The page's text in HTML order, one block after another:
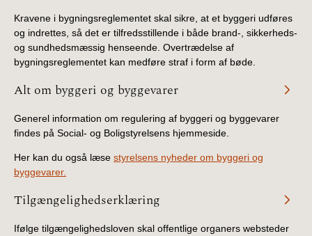
Kravene i bygningsreglementet skal sikre, at et byggeri udføres
og indrettes, så det er tilfredsstillende i både brand-, sikkerheds-
og sundhedsmæssig henseende. Overtrædelse af
bygningsreglementet kan medføre straf i form af bøde.
Alt om byggeri og byggevarer
Generel information om regulering af byggeri og byggevarer
findes på Social- og Boligstyrelsens hjemmeside.
Her kan du også læse styrelsens nyheder om byggeri og
byggevarer.
Tilgængelighedserklæring
Ifølge tilgængelighedsloven skal offentlige organers websteder